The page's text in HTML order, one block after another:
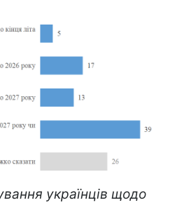
українців щодо